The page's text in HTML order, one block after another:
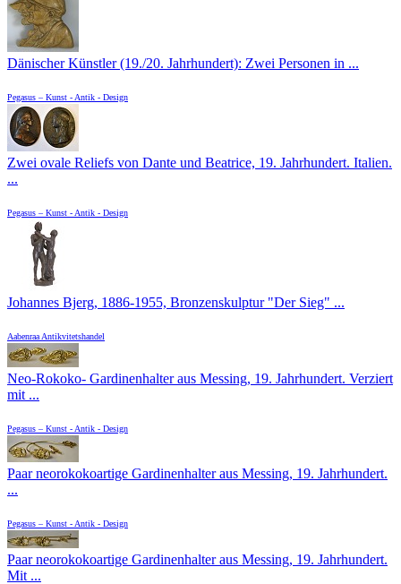
Dänischer Künstler (19./20. Jahrhundert): Zwei Personen in ...
Pegasus – Kunst - Antik - Design
Zwei ovale Reliefs von Dante und Beatrice, 19. Jahrhundert. Italien.
...
Pegasus – Kunst - Antik - Design
Johannes Bjerg, 1886-1955, Bronzenskulptur "Der Sieg" ...
Aabenraa Antikvitetshandel
Neo-Rokoko- Gardinenhalter aus Messing, 19. Jahrhundert. Verziert
mit ...
Pegasus – Kunst - Antik - Design
Paar neorokokoartige Gardinenhalter aus Messing, 19. Jahrhundert.
...
Pegasus – Kunst - Antik - Design
Paar neorokokoartige Gardinenhalter aus Messing, 19. Jahrhundert.
Mit ...